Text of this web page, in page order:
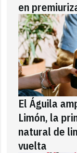
en
El Águila
Limón, la
natural de
vuelta